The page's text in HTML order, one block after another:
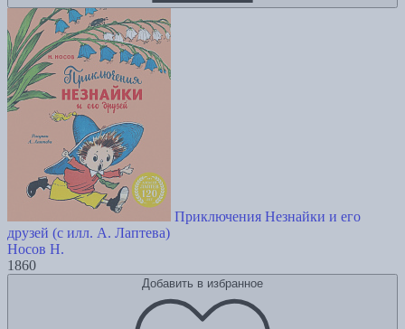
Приключения Незнайки и его
друзей (с илл. А. Лаптева)
Носов Н.
1860
Добавить в избранное